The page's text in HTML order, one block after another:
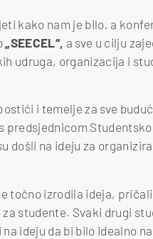
kako nam je bilo, a
„SEECEL“, a sve u cilju
udruga, organizacija i
i temelje za sve
predsjednicom
došli na ideju za
točno izrodila ideja,
studente. Svaki drugi
ideju da bi bilo idealno na